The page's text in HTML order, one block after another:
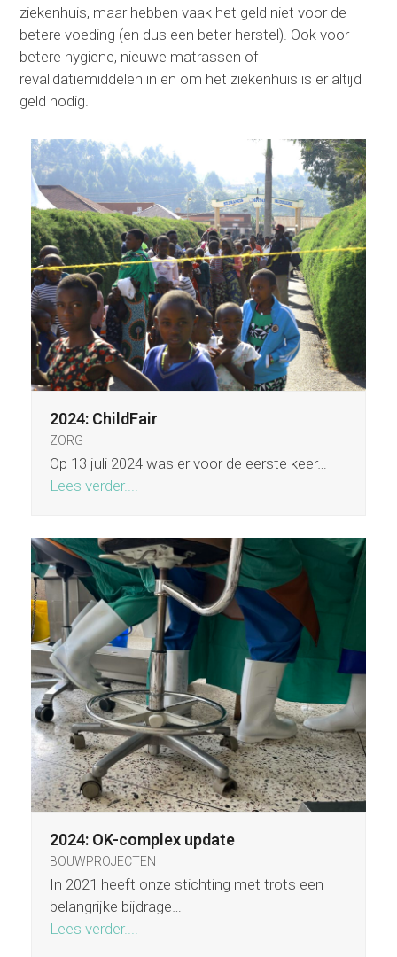
ziekenhuis, maar hebben vaak het geld niet voor de
betere voeding (en dus een beter herstel). Ook voor
betere hygiene, nieuwe matrassen of
revalidatiemiddelen in en om het ziekenhuis is er altijd
geld nodig.
2024: ChildFair
ZORG
Op 13 juli 2024 was er voor de eerste keer…
Lees verder....
2024: OK-complex update
BOUWPROJECTEN
In 2021 heeft onze stichting met trots een
belangrijke bijdrage…
Lees verder....